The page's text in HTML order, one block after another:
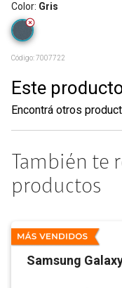
Color: Gris
Código:7007722
Este
Encontrá otros
También te
productos
Samsung